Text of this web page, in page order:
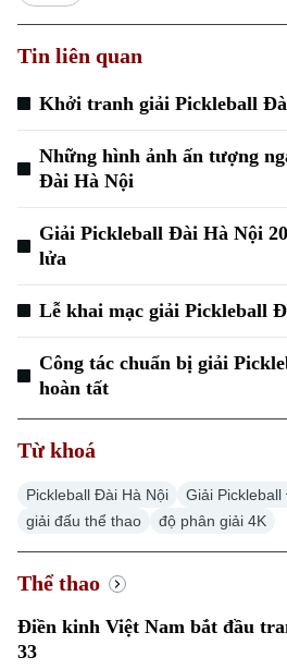
Tin liên quan
Khởi tranh giải Pickleball
Những hình ảnh ấn tượng
Đài Hà Nội
Giải Pickleball Đài Hà Nội
lửa
Lễ khai mạc giải Pickleball
Công tác chuẩn bị giải
hoàn tất
Từ khoá
Pickleball Đài Hà Nội
Giải
giải đấu thể thao
độ phân giải 4K
Thể thao
Điền kinh Việt Nam bắt đầu
33